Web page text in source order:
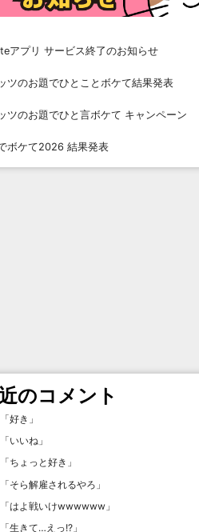
アプリ サービス終了のお知らせ
ツのお題でひとことボケて結果発表
ツのお題でひと言ボケて キャンペーン
ボケて2026 結果発表
のコメント
「好き 」
「いいね 」
「ちょっと好き 」
「そら解雇されるやろ 」
「はよ戦いけwwwwww 」
「生きて…えっ!? 」